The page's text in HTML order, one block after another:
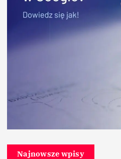
Najnowsze wpisy